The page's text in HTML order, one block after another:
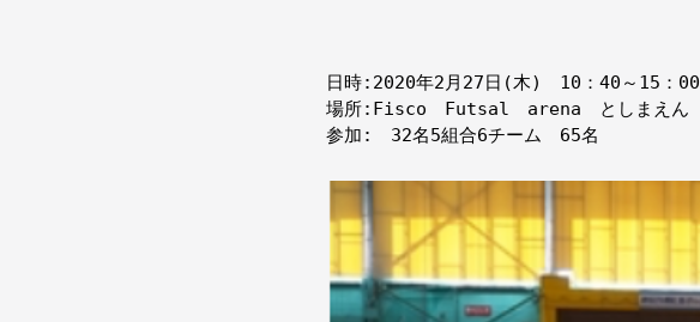
日時:2020年2月27日(木)　10：40～15：00
場所:Fisco　Futsal　arena　としまえん
参加:　32名5組合6チーム　65名